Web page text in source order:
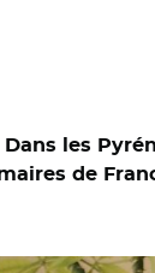
les
de